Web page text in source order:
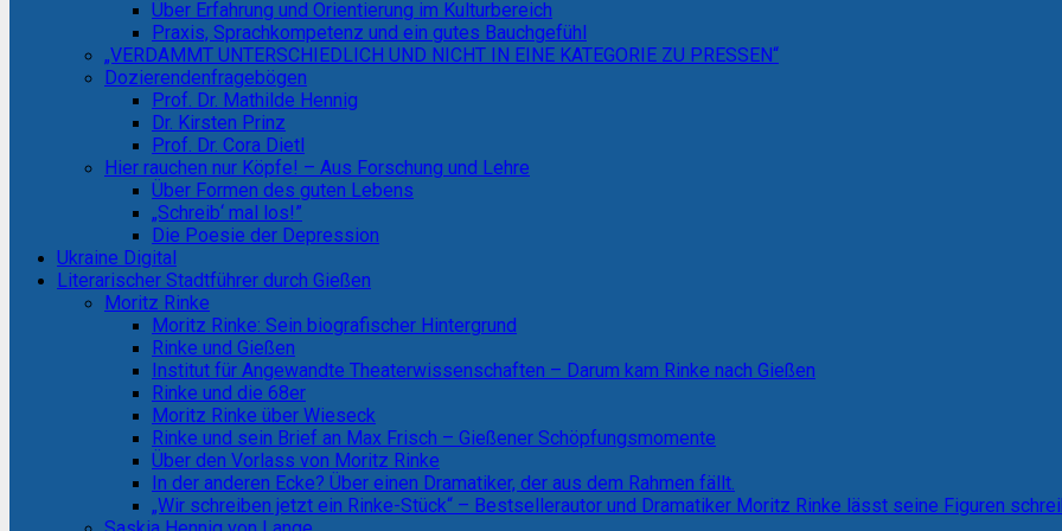
Über Erfahrung und Orientierung im Kulturbereich
Praxis, Sprachkompetenz und ein gutes Bauchgefühl
„VERDAMMT UNTERSCHIEDLICH UND NICHT IN EINE KATEGORIE ZU PRESSEN“
Dozierendenfragebögen
Prof. Dr. Mathilde Hennig
Dr. Kirsten Prinz
Prof. Dr. Cora Dietl
Hier rauchen nur Köpfe! – Aus Forschung und Lehre
Über Formen des guten Lebens
„Schreib‘ mal los!”
Die Poesie der Depression
Ukraine Digital
Literarischer Stadtführer durch Gießen
Moritz Rinke
Moritz Rinke: Sein biografischer Hintergrund
Rinke und Gießen
Institut für Angewandte Theaterwissenschaften – Darum kam Rinke nach Gießen
Rinke und die 68er
Moritz Rinke über Wieseck
Rinke und sein Brief an Max Frisch – Gießener Schöpfungsmomente
Über den Vorlass von Moritz Rinke
In der anderen Ecke? Über einen Dramatiker, der aus dem Rahmen fällt.
„Wir schreiben jetzt ein Rinke-Stück“ – Bestsellerautor und Dramatiker Moritz Rinke lässt seine Figuren